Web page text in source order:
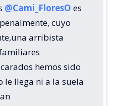
@Cami_FloresO es
cuyo
arribista
hemos sido
le llega ni a la suela